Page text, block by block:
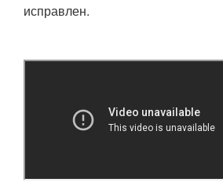
исправлен.